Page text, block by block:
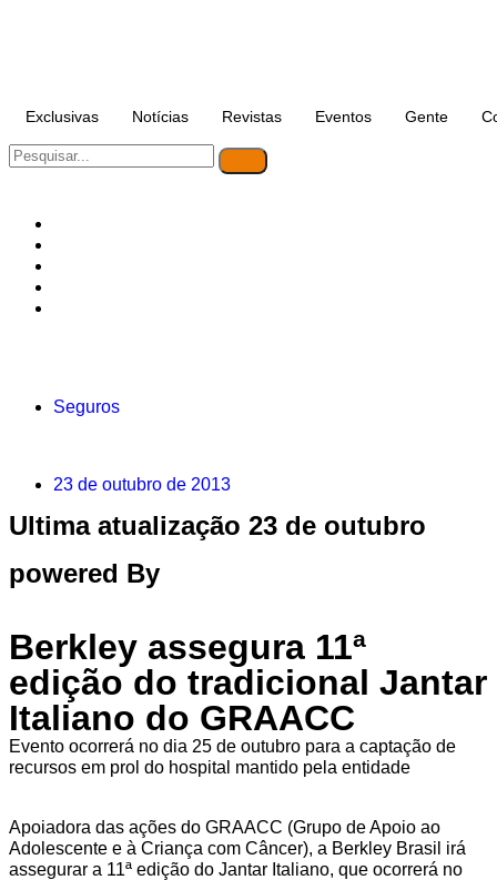
Exclusivas Notícias Revistas Eventos Gente
Seguros
23 de outubro de 2013
Ultima atualização 23 de outubro
powered By
Berkley assegura 11ª
edição do tradicional Jantar
Italiano do GRAACC
Evento ocorrerá no dia 25 de outubro para a captação de
recursos em prol do hospital mantido pela entidade
Apoiadora das ações do GRAACC (Grupo de Apoio ao
Adolescente e à Criança com Câncer), a Berkley Brasil irá
assegurar a 11ª edição do Jantar Italiano, que ocorrerá no